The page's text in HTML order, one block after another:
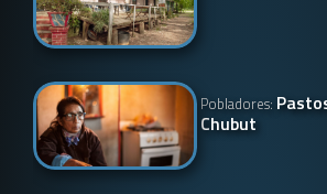
Pobladores:
Chubut